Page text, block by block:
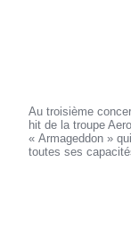
Au troisième
hit de la troupe
« Armageddon »
toutes ses